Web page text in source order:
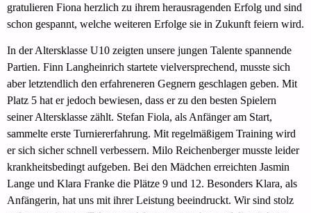
gratulieren Fiona herzlich zu ihrem herausragenden Erfolg und sind
schon gespannt, welche weiteren Erfolge sie in Zukunft feiern wird.
In der Altersklasse U10 zeigten unsere jungen Talente spannende
Partien. Finn Langheinrich startete vielversprechend, musste sich
aber letztendlich den erfahreneren Gegnern geschlagen geben. Mit
Platz 5 hat er jedoch bewiesen, dass er zu den besten Spielern
seiner Altersklasse zählt. Stefan Fiola, als Anfänger am Start,
sammelte erste Turniererfahrung. Mit regelmäßigem Training wird
er sich sicher schnell verbessern. Milo Reichenberger musste leider
krankheitsbedingt aufgeben. Bei den Mädchen erreichten Jasmin
Lange und Klara Franke die Plätze 9 und 12. Besonders Klara, als
Anfängerin, hat uns mit ihrer Leistung beeindruckt. Wir sind stolz